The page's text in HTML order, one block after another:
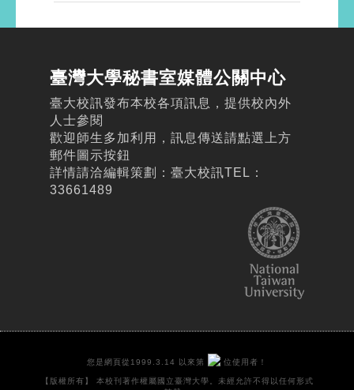
臺灣大學秘書室媒體公關中心
臺大校訊發布本校各項訊息，提供校內外
人士參閱
歡迎師生多加利用，訊息傳送請點選上方
郵件圖示按鈕
詳情請洽編輯策劃：臺大校訊TEL：
33661489
您是網頁從1999.3.14 以來第 位使用者！
【版權所有】 本校刊著作權屬國立臺灣大學。未經允許不得以任何形式